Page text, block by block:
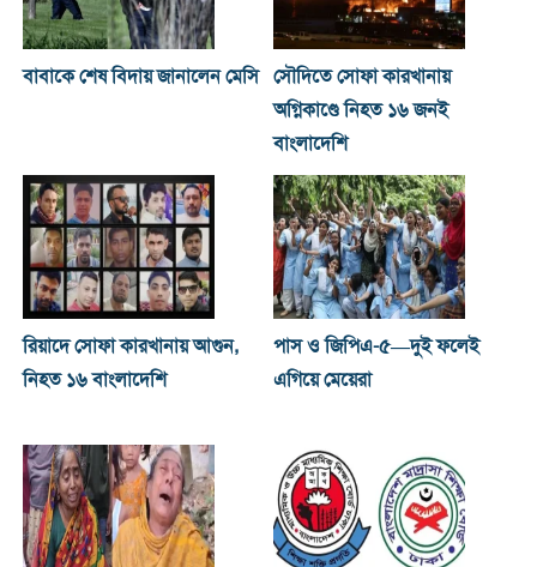
বাবাকে শেষ বিদায় জানালেন মেসি
সৌদিতে সোফা কারখানায়
অগ্নিকাণ্ডে নিহত ১৬ জনই
বাংলাদেশি
রিয়াদে সোফা কারখানায় আগুন,
নিহত ১৬ বাংলাদেশি
পাস ও জিপিএ-৫—দুই ফলেই
এগিয়ে মেয়েরা